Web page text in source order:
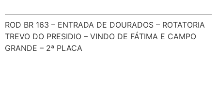
ROD BR 163 – ENTRADA DE DOURADOS – ROTATORIA
TREVO DO PRESIDIO – VINDO DE FÁTIMA E CAMPO
GRANDE – 2ª PLACA